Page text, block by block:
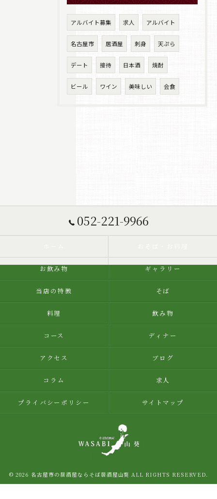
アルバイト募集 求人 アルバイト
名古屋市 居酒屋 刺身 天ぷら
デート 接待 日本酒 焼酎
ビール ワイン 美味しい 会食
052-221-9966
お飲み物 ギャラリー
当店の特徴 そば
料理 飲み物
コース ディナー
アクセス ブログ
コラム 求人
プライバシーポリシー サイトマップ
© 2026 名古屋市の居酒屋ならそば居酒屋山葵 ALL RIGHTS RESERVED.